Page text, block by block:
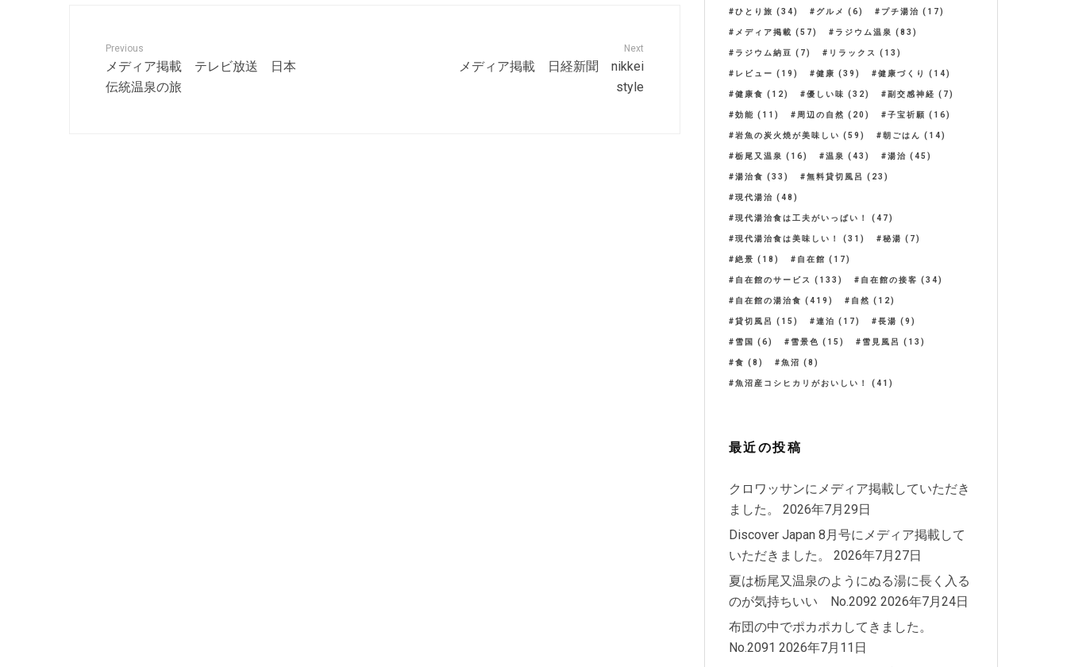
Previous
メディア掲載 テレビ放送 日本
伝統温泉の旅
Next
メディア掲載 日経新聞 nikkei
style
ひとり旅 (34) グルメ (6) プチ湯治 (17)
メディア掲載 (57) ラジウム温泉 (83)
ラジウム納豆 (7) リラックス (13)
レビュー (19) 健康 (39) 健康づくり (14)
健康食 (12) 優しい味 (32) 副交感神経 (7)
効能 (11) 周辺の自然 (20) 子宝祈願 (16)
岩魚の炭火焼が美味しい (59) 朝ごはん (14)
栃尾又温泉 (16) 温泉 (43) 湯治 (45)
湯治食 (33) 無料貸切風呂 (23)
現代湯治 (48)
現代湯治食は工夫がいっぱい！ (47)
現代湯治食は美味しい！ (31) 秘湯 (7)
絶景 (18) 自在館 (17)
自在館のサービス (133) 自在館の接客 (34)
自在館の湯治食 (419) 自然 (12)
貸切風呂 (15) 連泊 (17) 長湯 (9)
雪国 (6) 雪景色 (15) 雪見風呂 (13)
食 (8) 魚沼 (8)
魚沼産コシヒカリがおいしい！ (41)
最近の投稿
クロワッサンにメディア掲載していただき
ました。
2026年7月29日
Discover Japan 8月号にメディア掲載して
いただきました。
2026年7月27日
夏は栃尾又温泉のようにぬる湯に長く入る
のが気持ちいい No.2092 2026年7月24日
布団の中でポカポカしてきました。
No.2091 2026年7月11日